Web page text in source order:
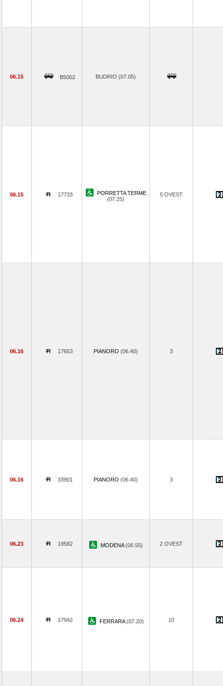
06.15 B5002 BUDRIO (07.05)
06.15 17733
PORRETTA TERME
(07.25)
5 OVEST
06.16 17653 PIANORO (06.40) 3
06.16 33901 PIANORO (06.40) 3
06.23 19582 MODENA(06.55) 2 OVEST
06.24 17942 FERRARA(07.20) 10